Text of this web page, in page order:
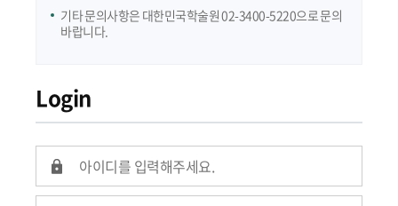
기타 문의사항은 대한민국학술원 02-3400-5220으로 문의
바랍니다.
Login